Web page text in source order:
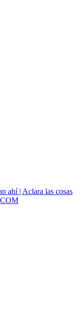
ahí | Aclara las cosas